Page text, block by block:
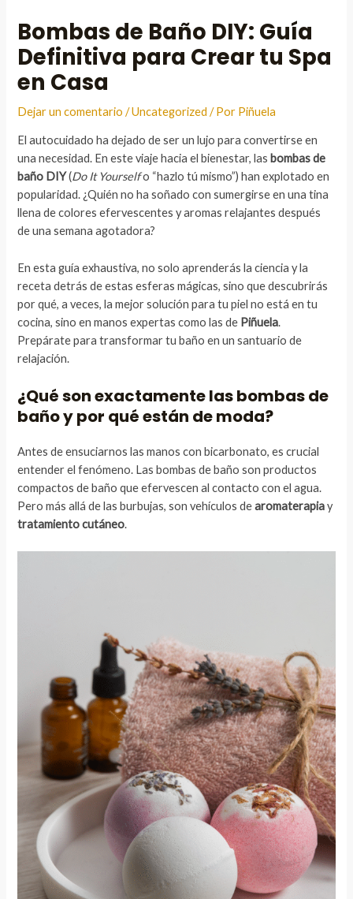
Bombas de Baño DIY: Guía
Definitiva para Crear tu Spa
en Casa
Dejar un comentario /Uncategorized / Por Piñuela
El autocuidado ha dejado de ser un lujo para convertirse en
una necesidad. En este viaje hacia el bienestar, las bombas de
baño DIY(Do It Yourselfo “hazlo tú mismo”) han explotado en
popularidad. ¿Quién no ha soñado con sumergirse en una tina
llena de colores efervescentes y aromas relajantes después
de una semana agotadora?
En esta guía exhaustiva, no solo aprenderás la ciencia y la
receta detrás de estas esferas mágicas, sino que descubrirás
por qué, a veces, la mejor solución para tu piel no está en tu
cocina, sino en manos expertas como las de Piñuela.
Prepárate para transformar tu baño en un santuario de
relajación.
¿Qué son exactamente las bombas de
baño y por qué están de moda?
Antes de ensuciarnos las manos con bicarbonato, es crucial
entender el fenómeno. Las bombas de baño son productos
compactos de baño que efervescen al contacto con el agua.
Pero más allá de las burbujas, son vehículos dearomaterapiay
tratamiento cutáneo.